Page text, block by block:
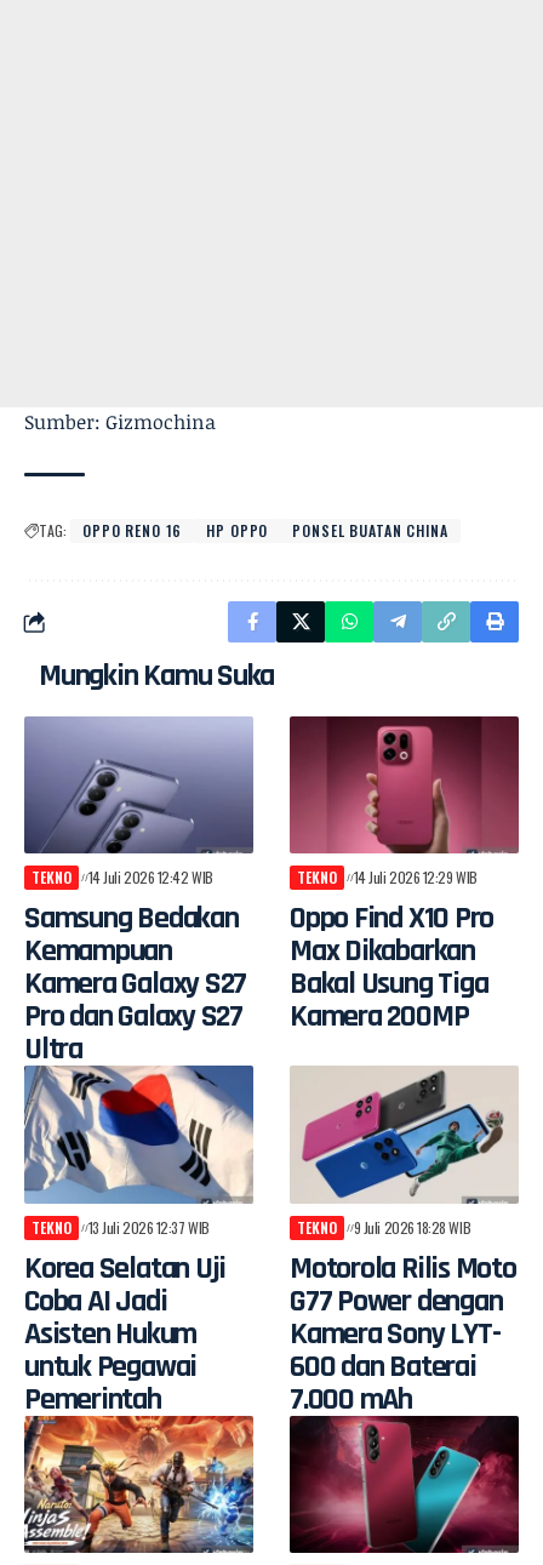
Sumber: Gizmochina
TAG: OPPO RENO 16 HP OPPO PONSEL BUATAN CHINA
Mungkin Kamu Suka
TEKNO 14 Juli 2026 12:42 WIB
Samsung Bedakan
Kemampuan
Kamera Galaxy S27
Pro dan Galaxy S27
Ultra
TEKNO 14 Juli 2026 12:29 WIB
Oppo Find X10 Pro
Max Dikabarkan
Bakal Usung Tiga
Kamera 200MP
TEKNO 13 Juli 2026 12:37 WIB
Korea Selatan Uji
Coba AI Jadi
Asisten Hukum
untuk Pegawai
Pemerintah
TEKNO 9 Juli 2026 18:28 WIB
Motorola Rilis Moto
G77 Power dengan
Kamera Sony LYT-
600 dan Baterai
7.000 mAh